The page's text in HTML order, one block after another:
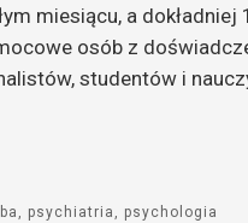
miesiącu, a
osób z
studentów i
psychiatria psychologia